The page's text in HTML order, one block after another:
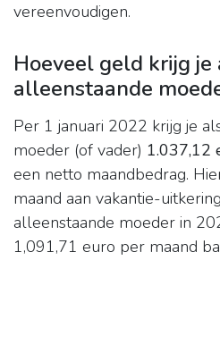
vereenvoudigen.
Hoeveel geld krijg je
alleenstaande
Per 1 januari 2022 krijg je
moeder (of vader) 1.037,12
een netto maandbedrag.
maand aan vakantie-
alleenstaande moeder in
1,091,71 euro per maand